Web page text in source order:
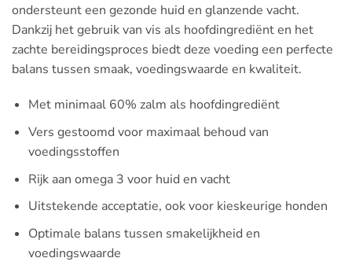
ondersteunt een gezonde huid en glanzende vacht.
Dankzij het gebruik van vis als hoofdingrediënt en het
zachte bereidingsproces biedt deze voeding een perfecte
balans tussen smaak, voedingswaarde en kwaliteit.
Met minimaal 60% zalm als hoofdingrediënt
Vers gestoomd voor maximaal behoud van
voedingsstoffen
Rijk aan omega 3 voor huid en vacht
Uitstekende acceptatie, ook voor kieskeurige honden
Optimale balans tussen smakelijkheid en
voedingswaarde